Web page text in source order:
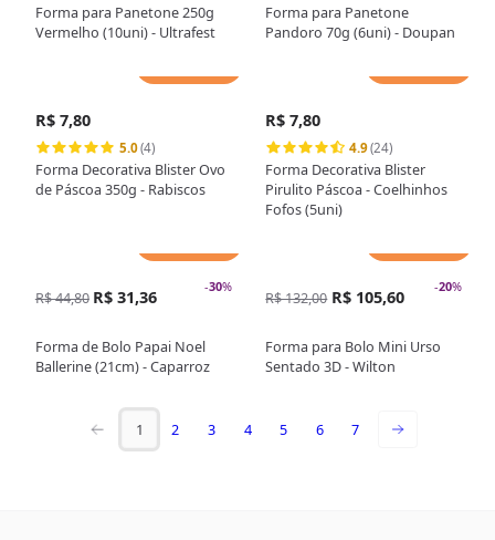
Forma para Panetone 250g
Vermelho (10uni) - Ultrafest
Forma para Panetone
Pandoro 70g (6uni) - Doupan
R$ 7,80
5.0(4)
Forma Decorativa Blister Ovo
de Páscoa 350g - Rabiscos
R$ 7,80
4.9(24)
Forma Decorativa Blister
Pirulito Páscoa - Coelhinhos
Fofos (5uni)
-30%
R$ 44,80 R$ 31,36
Forma de Bolo Papai Noel
Ballerine (21cm) - Caparroz
-20%
R$ 132,00 R$ 105,60
Forma para Bolo Mini Urso
Sentado 3D - Wilton
1 2 3 4 5 6 7